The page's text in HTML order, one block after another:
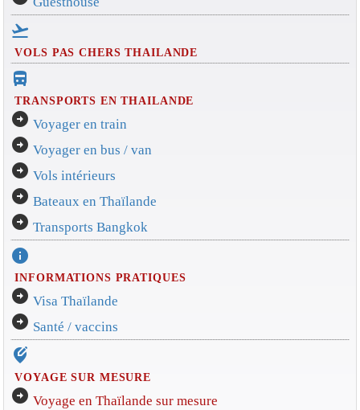
flight_takeoff
VOLS PAS CHERS THAILANDE
directions_bus_filled
TRANSPORTS EN THAILANDE
arrow_circle_right Voyager en train
arrow_circle_right Voyager en bus / van
arrow_circle_right Vols intérieurs
arrow_circle_right Bateaux en Thaïlande
arrow_circle_right Transports Bangkok
info
INFORMATIONS PRATIQUES
arrow_circle_right Visa Thaïlande
arrow_circle_right Santé / vaccins
edit_location_alt
VOYAGE SUR MESURE
arrow_circle_right Voyage en Thaïlande sur mesure